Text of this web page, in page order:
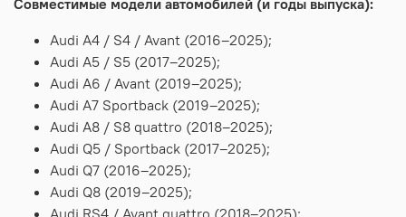
Совместимые модели автомобилей (и годы выпуска):
Audi A4 / S4 / Avant (2016–2025);
Audi A5 / S5 (2017–2025);
Audi A6 / Avant (2019–2025);
Audi A7 Sportback (2019–2025);
Audi A8 / S8 quattro (2018–2025);
Audi Q5 / Sportback (2017–2025);
Audi Q7 (2016–2025);
Audi Q8 (2019–2025);